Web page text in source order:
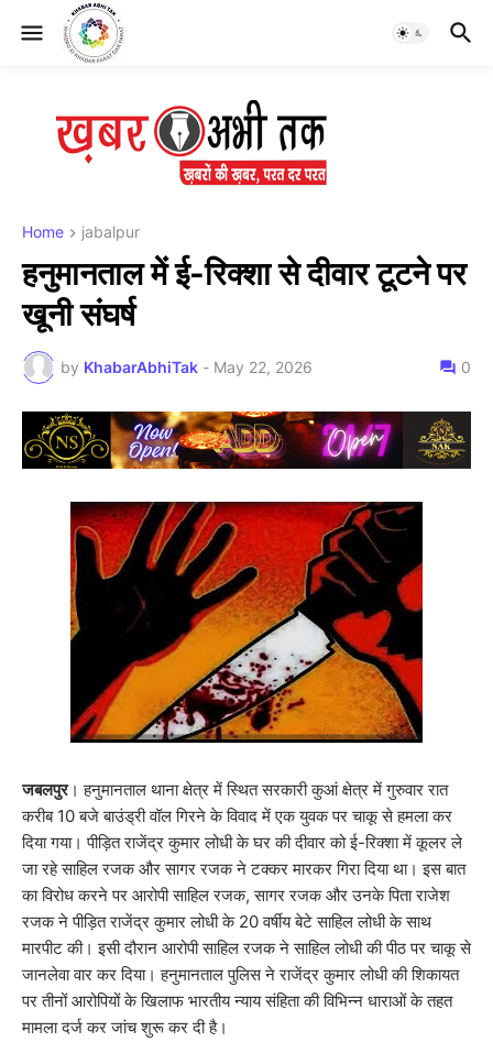
Home jabalpur
हनुमानताल में ई-रिक्शा से दीवार टूटने पर
खूनी संघर्ष
by KhabarAbhiTak - May 22, 2026 0
जबलपुर। हनुमानताल थाना क्षेत्र में स्थित सरकारी कुआं क्षेत्र में गुरुवार रात
करीब 10 बजे बाउंड्री वॉल गिरने के विवाद में एक युवक पर चाकू से हमला कर
दिया गया। पीड़ित राजेंद्र कुमार लोधी के घर की दीवार को ई-रिक्शा में कूलर ले
जा रहे साहिल रजक और सागर रजक ने टक्कर मारकर गिरा दिया था। इस बात
का विरोध करने पर आरोपी साहिल रजक, सागर रजक और उनके पिता राजेश
रजक ने पीड़ित राजेंद्र कुमार लोधी के 20 वर्षीय बेटे साहिल लोधी के साथ
मारपीट की। इसी दौरान आरोपी साहिल रजक ने साहिल लोधी की पीठ पर चाकू से
जानलेवा वार कर दिया। हनुमानताल पुलिस ने राजेंद्र कुमार लोधी की शिकायत
पर तीनों आरोपियों के खिलाफ भारतीय न्याय संहिता की विभिन्न धाराओं के तहत
मामला दर्ज कर जांच शुरू कर दी है।